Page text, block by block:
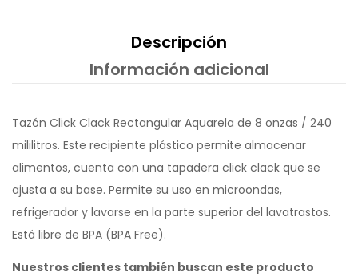
Descripción
Información adicional
Tazón Click Clack Rectangular Aquarela de 8 onzas / 240
mililitros. Este recipiente plástico permite almacenar
alimentos, cuenta con una tapadera click clack que se
ajusta a su base. Permite su uso en microondas,
refrigerador y lavarse en la parte superior del lavatrastos.
Está libre de BPA (BPA Free).
Nuestros clientes también buscan este producto